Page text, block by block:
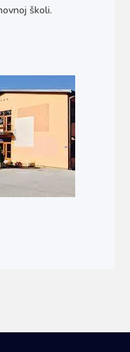
školi.